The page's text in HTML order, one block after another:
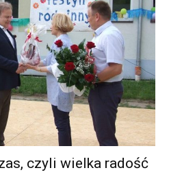
czyli wielka radość